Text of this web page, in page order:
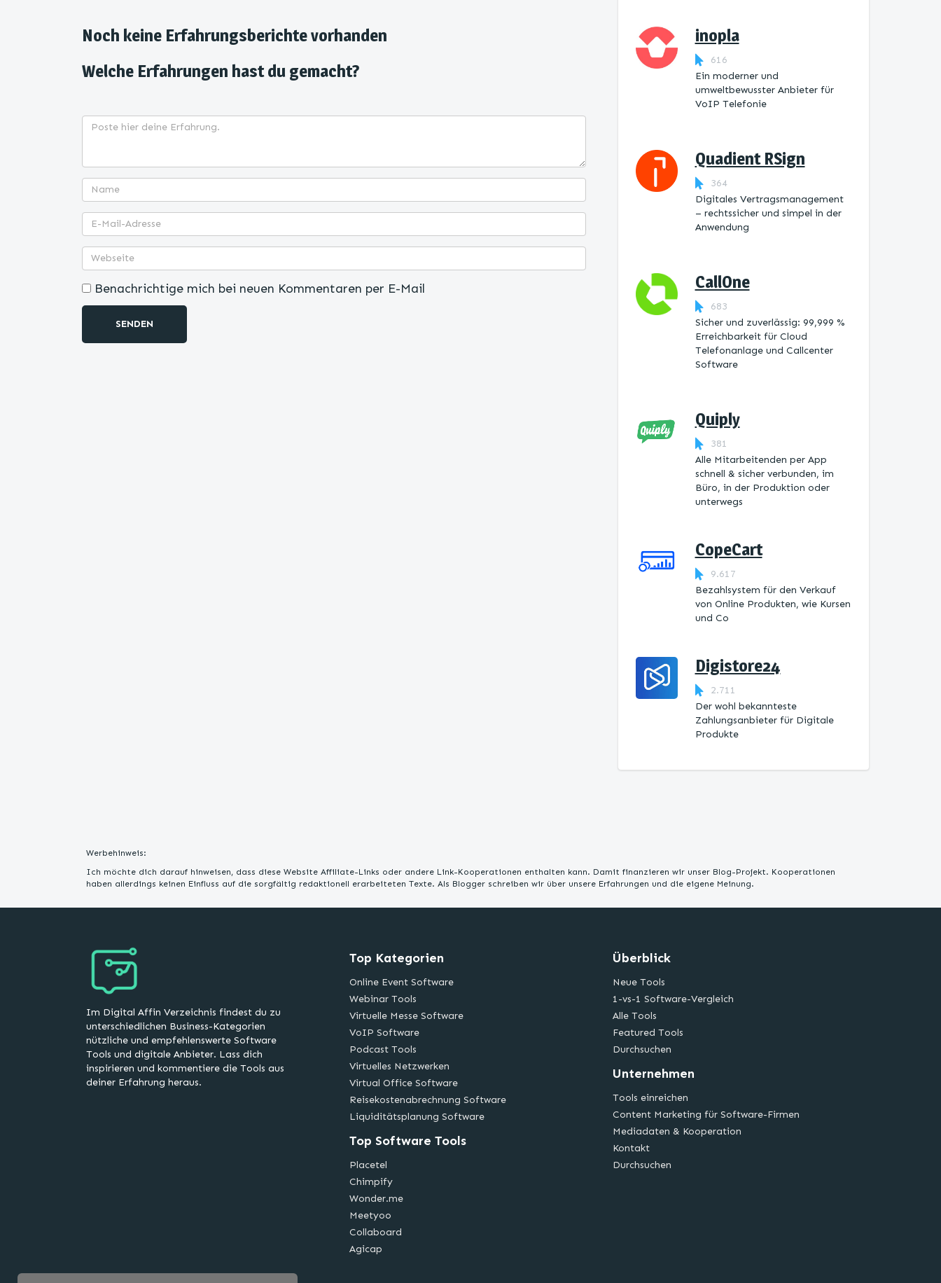
Noch keine Erfahrungsberichte vorhanden
Welche Erfahrungen hast du gemacht?
Benachrichtige mich bei neuen Kommentaren per E-Mail
SENDEN
inopla
616
Ein moderner und
umweltbewusster Anbieter für
VoIP Telefonie
Quadient RSign
364
Digitales Vertragsmanagement
– rechtssicher und simpel in der
Anwendung
CallOne
683
Sicher und zuverlässig: 99,999 %
Erreichbarkeit für Cloud
Telefonanlage und Callcenter
Software
Quiply
381
Alle Mitarbeitenden per App
schnell & sicher verbunden, im
Büro, in der Produktion oder
unterwegs
CopeCart
9.617
Bezahlsystem für den Verkauf
von Online Produkten, wie Kursen
und Co
Digistore24
2.711
Der wohl bekannteste
Zahlungsanbieter für Digitale
Produkte
Werbehinweis:
Ich möchte dich darauf hinweisen, dass diese Website Affiliate-Links oder andere Link-Kooperationen enthalten kann. Damit finanzieren wir unser Blog-Projekt. Kooperationen
haben allerdings keinen Einfluss auf die sorgfältig redaktionell erarbeiteten Texte. Als Blogger schreiben wir über unsere Erfahrungen und die eigene Meinung.
Im Digital Affin Verzeichnis findest du zu
unterschiedlichen Business-Kategorien
nützliche und empfehlenswerte Software
Tools und digitale Anbieter. Lass dich
inspirieren und kommentiere die Tools aus
deiner Erfahrung heraus.
Top Kategorien
Online Event Software
Webinar Tools
Virtuelle Messe Software
VoIP Software
Podcast Tools
Virtuelles Netzwerken
Virtual Office Software
Reisekostenabrechnung Software
Liquiditätsplanung Software
Top Software Tools
Placetel
Chimpify
Wonder.me
Meetyoo
Collaboard
Agicap
Überblick
Neue Tools
1-vs-1 Software-Vergleich
Alle Tools
Featured Tools
Durchsuchen
Unternehmen
Tools einreichen
Content Marketing für Software-Firmen
Mediadaten & Kooperation
Kontakt
Durchsuchen